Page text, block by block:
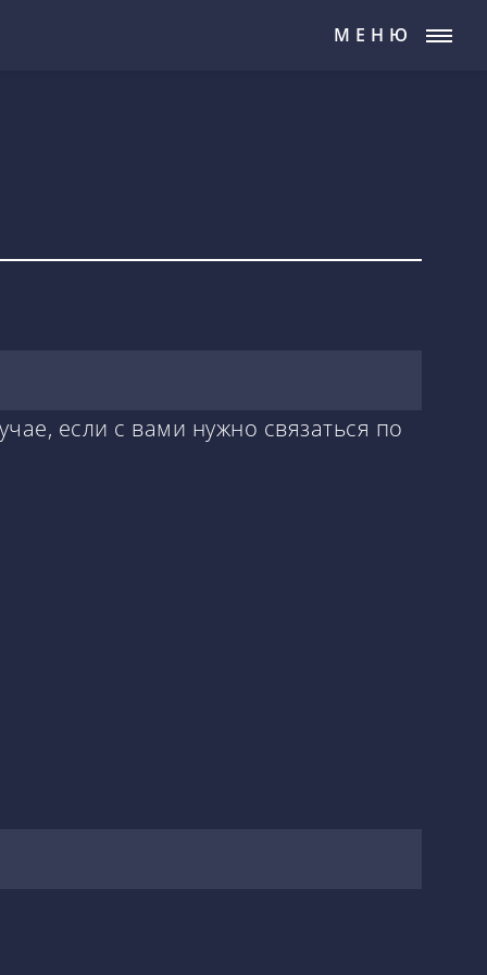
МЕНЮ
если с вами нужно связаться по